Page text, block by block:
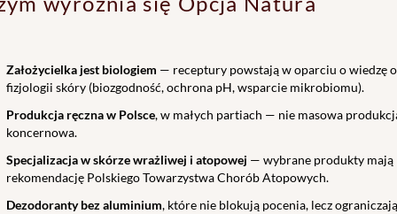
Założycielka jest biologiem — receptury powstają w oparciu o wiedzę o
fizjologii skóry (biozgodność, ochrona pH, wsparcie mikrobiomu).
Produkcja ręczna w Polsce, w małych partiach — nie masowa
koncernowa.
Specjalizacja w skórze wrażliwej i atopowej — wybrane produkty mają
rekomendację Polskiego Towarzystwa Chorób Atopowych.
Dezodoranty bez aluminium, które nie blokują pocenia, lecz ograniczają